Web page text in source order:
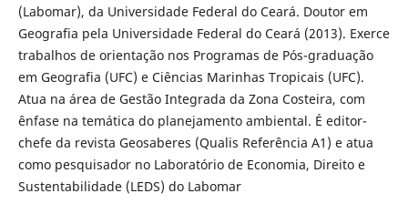
(Labomar), da Universidade Federal do Ceará. Doutor em
Geografia pela Universidade Federal do Ceará (2013). Exerce
trabalhos de orientação nos Programas de Pós-graduação
em Geografia (UFC) e Ciências Marinhas Tropicais (UFC).
Atua na área de Gestão Integrada da Zona Costeira, com
ênfase na temática do planejamento ambiental. É editor-
chefe da revista Geosaberes (Qualis Referência A1) e atua
como pesquisador no Laboratório de Economia, Direito e
Sustentabilidade (LEDS) do Labomar